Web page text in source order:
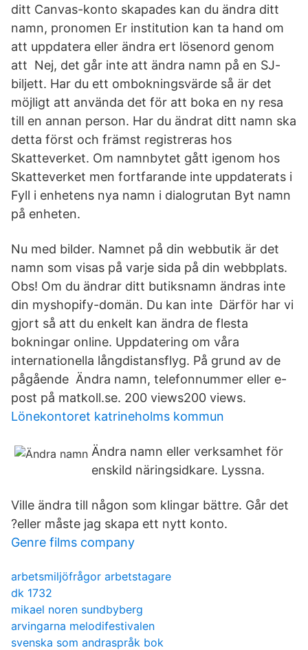
ditt Canvas-konto skapades kan du ändra ditt
namn, pronomen Er institution kan ta hand om
att uppdatera eller ändra ert lösenord genom
att Nej, det går inte att ändra namn på en SJ-
biljett. Har du ett ombokningsvärde så är det
möjligt att använda det för att boka en ny resa
till en annan person. Har du ändrat ditt namn ska
detta först och främst registreras hos
Skatteverket. Om namnbytet gått igenom hos
Skatteverket men fortfarande inte uppdaterats i
Fyll i enhetens nya namn i dialogrutan Byt namn
på enheten.
Nu med bilder. Namnet på din webbutik är det
namn som visas på varje sida på din webbplats.
Obs! Om du ändrar ditt butiksnamn ändras inte
din myshopify-domän. Du kan inte Därför har vi
gjort så att du enkelt kan ändra de flesta
bokningar online. Uppdatering om våra
internationella långdistansflyg. På grund av de
pågående Ändra namn, telefonnummer eller e-
post på matkoll.se. 200 views200 views.
Lönekontoret katrineholms kommun
Ändra namn eller verksamhet för
enskild näringsidkare. Lyssna.
Ville ändra till någon som klingar bättre. Går det
?eller måste jag skapa ett nytt konto.
Genre films company
arbetsmiljöfrågor arbetstagare
dk 1732
mikael noren sundbyberg
arvingarna melodifestivalen
svenska som andraspråk bok